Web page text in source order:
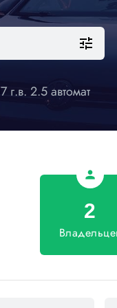
tune
г.в. 2.5 автомат
person
2